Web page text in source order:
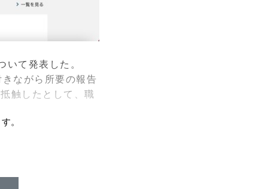
て発表した。
ながら所要の報告
触したとして、職
。